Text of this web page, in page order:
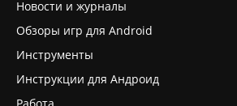
Новости и журналы
Обзоры игр для Android
Инструменты
Инструкции для Андроид